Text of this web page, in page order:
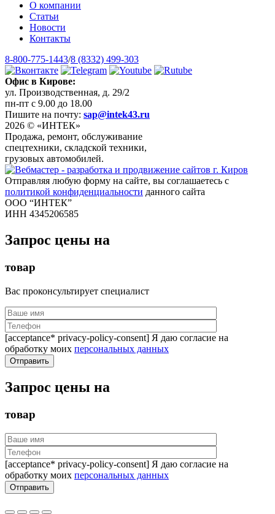
О компании
Статьи
Новости
Контакты
8-800-775-1443/8 (8332) 499-303
Офис в Кирове:
ул. Производственная, д. 29/2
пн-пт с 9.00 до 18.00
Пишите на почту: sap@intek43.ru
2026 © «ИНТЕК»
Продажа, ремонт, обслуживание
спецтехники, складской техники,
грузовых автомобилей.
Отправляя любую форму на сайте, вы соглашаетесь с
политикой конфиденциальности данного сайта
ООО “ИНТЕК”
ИНН 4345206585
Запрос цены на
товар
Вас проконсультирует специалист
[acceptance* privacy-policy-consent] Я даю согласие на
обработку моих персональных данных
Запрос цены на
товар
[acceptance* privacy-policy-consent] Я даю согласие на
обработку моих персональных данных